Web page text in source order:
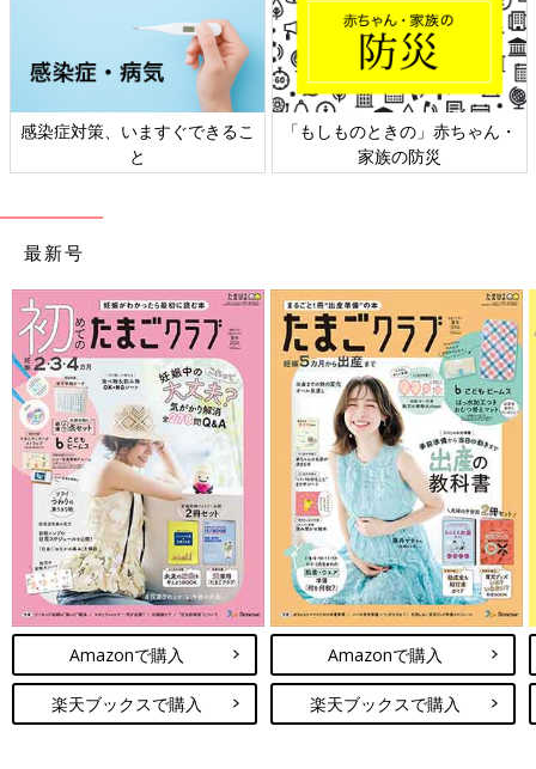
日本外来小児科学会リーフレッ
ト検討会
六星占術 細木かおりさんの人生
相談
最新号
Amazonで購入
楽天ブックスで購入
Amazonで購入
楽天ブックスで購入